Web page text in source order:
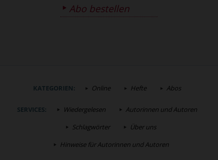
Abo bestellen
KATEGORIEN: Online Hefte Abos
SERVICES: Wiedergelesen
Autorinnen und Autoren
Schlagwörter
Über uns
Hinweise für Autorinnen und Autoren